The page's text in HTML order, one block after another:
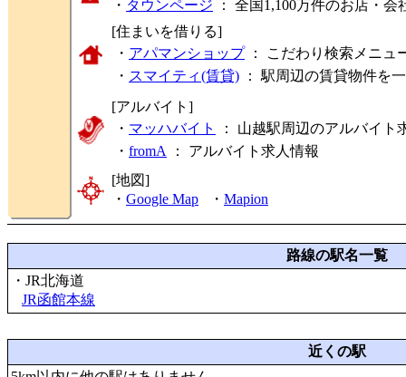
・ タウンページ ： 全国1,100万件のお店・
[住まいを借りる]
・ アパマンショップ： こだわり検索メニュ
・ スマイティ(賃貸) ： 駅周辺の賃貸物件を
[アルバイト]
・ マッハバイト
： 山越駅周辺のアルバイト
・ fromA ： アルバイト求人情報
[地図]
・ Google Map ・ Mapion
路線の駅名一覧
・JR北海道
JR函館本線
近くの駅